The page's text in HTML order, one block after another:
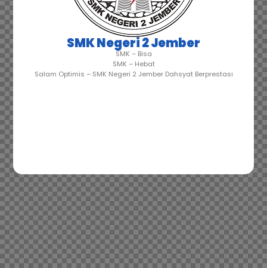
SMK Negeri 2 Jember
SMK – Bisa
SMK – Hebat
Salam Optimis – SMK Negeri 2 Jember Dahsyat Berprestasi